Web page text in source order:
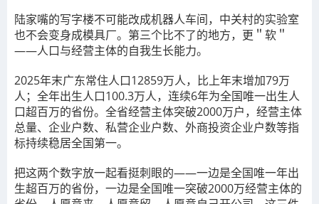
陆家嘴的写字楼不可能改成机器人车间，中关村的实验室
也不会变身成模具厂。第三个比不了的地方，更＂软＂
——人口与经营主体的自我生长能力。
2025年末广东常住人口12859万人，比上年末增加79万
人；全年出生人口100.3万人，连续6年为全国唯一出生人
口超百万的省份。全省经营主体突破2000万户，经营主体
总量、企业户数、私营企业户数、外商投资企业户数等指
标持续稳居全国第一。
把这两个数字放一起看挺刺眼的——一边是全国唯一年出
生超百万的省份，一边是全国唯一突破2000万经营主体的